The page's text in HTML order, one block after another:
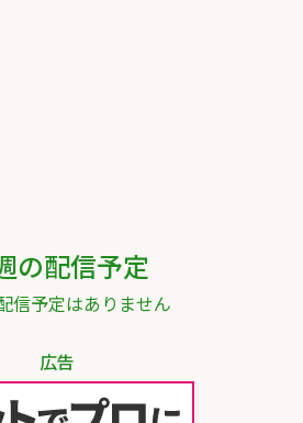
の配信予定
信予定はありません
広告